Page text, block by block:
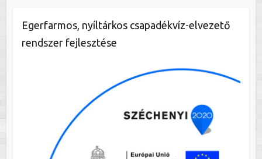
Egerfarmos, nyíltárkos csapadékvíz-elvezető
rendszer fejlesztése